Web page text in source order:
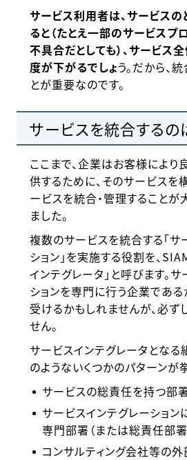
サービス利用者は、サービス
ると（たとえ一部のサービスプ
不具合だとしても）、サービス
度が下がるでしょう。だから、
とが重要なのです。
サービスを統合するの
ここまで、企業はお客様により
供するために、そのサービスを
ービスを統合・管理することが
ました。
複数のサービスを統合する「サ
ション」を実施する役割を、
インテグレータ」と呼びます。
ションを専門に行う企業であ
受けるかもしれませんが、必ず
せん。
サービスインテグレータとなる
のようないくつかのパターンが
サービスの総責任を持つ部
サービスインテグレーショ
専門部署（または総責任部
コンサルティング会社等の